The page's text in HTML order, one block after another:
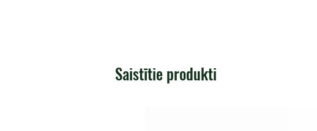
Saistītie produkti